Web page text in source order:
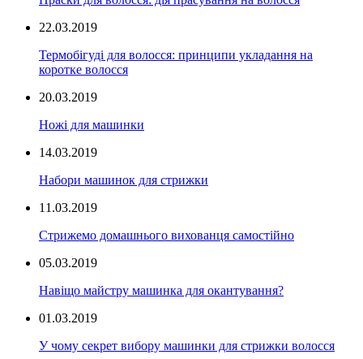
22.03.2019
Термобігуді для волосся: принципи укладання на
коротке волосся
20.03.2019
Ножі для машинки
14.03.2019
Набори машинок для стрижки
11.03.2019
Стрижемо домашнього вихованця самостійно
05.03.2019
Навіщо майстру машинка для окантування?
01.03.2019
У чому секрет вибору машинки для стрижки волосся